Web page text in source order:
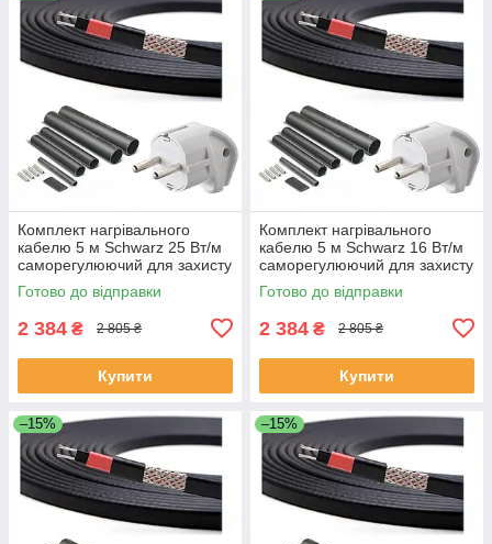
Комплект нагрівального
кабелю 5 м Schwarz 25 Вт/м
саморегулюючий для захисту
покрівлі труб водостоку
Готово до відправки
2 384 ₴ 2 805 ₴
Купити
Комплект нагрівального
кабелю 5 м Schwarz 16 Вт/м
саморегулюючий для захисту
покрівлі труб водостоку
Готово до відправки
2 384 ₴ 2 805 ₴
Купити
–15% –15%